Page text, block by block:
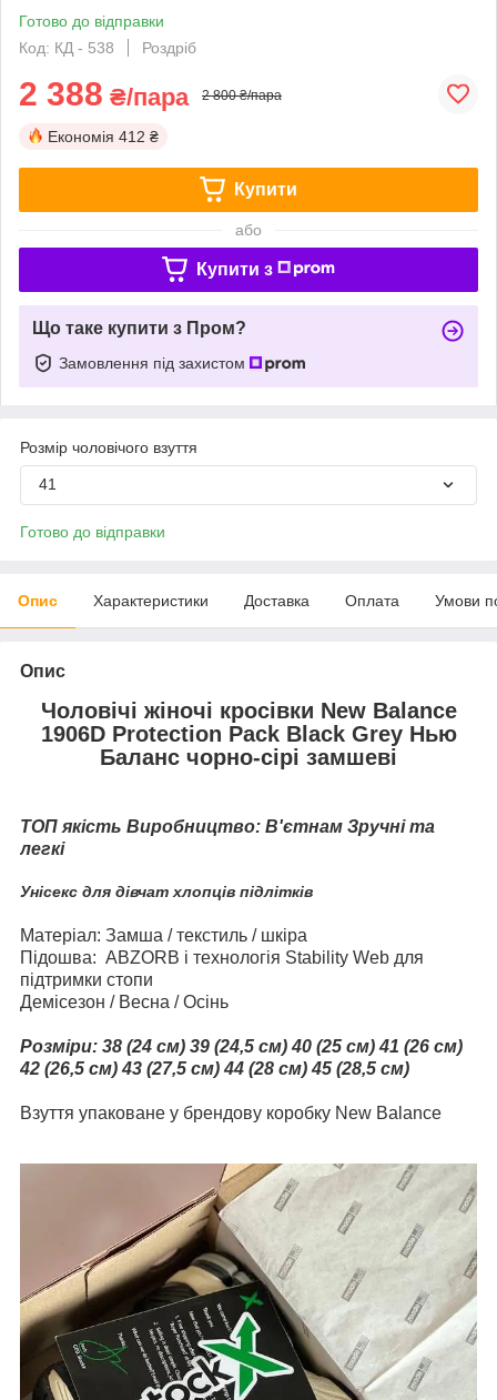
Готово до відправки
Код: КД - 538
Роздріб
2 388 ₴/пара 2 800 ₴/пара
Економія 412 ₴
Купити
або
Купити з
Що таке купити з Пром?
Замовлення під захистом
Розмір чоловічого взуття
41
Готово до відправки
Опис Характеристики Доставка Оплата Умови
Опис
Чоловічі жіночі кросівки New Balance
1906D Protection Pack Black Grey Нью
Баланс чорно-сірі замшеві
ТОП якість Виробництво: В'єтнам Зручніта
легкі
Унісекс для дівчат хлопців підлітків
Матеріал: Замша / текстиль / шкіра
Підошва: ABZORB і технологія Stability Web для
підтримки стопи
Демісезон / Весна / Осінь
Розміри: 38 (24 см) 39 (24,5 см)40 (25 см) 41 (26 см)
42 (26,5 см) 43 (27,5 см) 44 (28 см) 45 (28,5 см)
Взуття упаковане у брендову коробку New Balance